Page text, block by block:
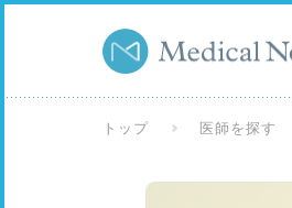
トップ 医師を探す